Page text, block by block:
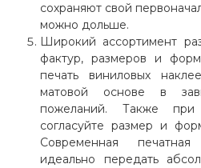
сохраняют свой
можно дольше.
Широкий ассортимент
фактур, размеров и
печать виниловых
матовой основе в
пожеланий. Также при
согласуйте размер и
Современная
идеально передать